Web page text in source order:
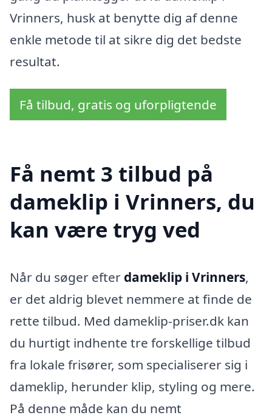
Vrinners, husk at benytte dig af denne
enkle metode til at sikre dig det bedste
resultat.
Få tilbud, gratis og uforpligtende
Få nemt 3 tilbud på
dameklip i Vrinners, du
kan være tryg ved
Når du søger efter dameklip i Vrinners,
er det aldrig blevet nemmere at finde de
rette tilbud. Med dameklip-priser.dk kan
du hurtigt indhente tre forskellige tilbud
fra lokale frisører, som specialiserer sig i
dameklip, herunder klip, styling og mere.
På denne måde kan du nemt